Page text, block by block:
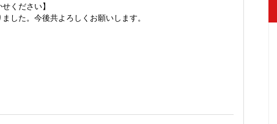
ください】
した。今後共よろしくお願いします。